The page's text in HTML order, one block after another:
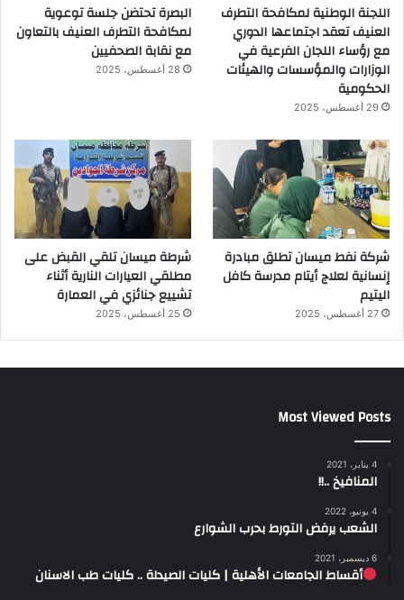
اللجنة الوطنية لمكافحة التطرف
العنيف تعقد اجتماعها الدوري
مع رؤساء اللجان الفرعية في
الوزارات والمؤسسات والهيئات
الحكومية
29 أغسطس، 2025
البصرة تحتضن جلسة توعوية
لمكافحة التطرف العنيف بالتعاون
مع نقابة الصحفيين
28 أغسطس، 2025
شركة نفط ميسان تطلق مبادرة
إنسانية لعلاج أيتام مدرسة كافل
اليتيم
27 أغسطس، 2025
شرطة ميسان تلقي القبض على
مطلقي العيارات النارية أثناء
تشييع جنائزي في العمارة
25 أغسطس، 2025
Most Viewed Posts
4 يناير، 2021
المنافيخ ..!!
4 يونيو، 2022
الشعب يرفض التورط بحرب الشوارع
6 ديسمبر، 2021
أقساط الجامعات الأهلية | كليات الصيدلة .. كليات طب الاسنان